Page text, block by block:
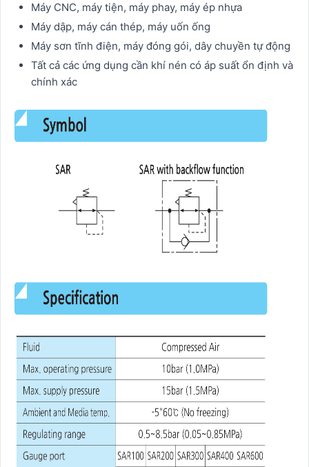
Máy CNC, máy tiện, máy phay, máy ép nhựa
Máy dập, máy cán thép, máy uốn ống
Máy sơn tĩnh điện, máy đóng gói, dây chuyền tự động
Tất cả các ứng dụng cần khí nén có áp suất ổn định và
chính xác